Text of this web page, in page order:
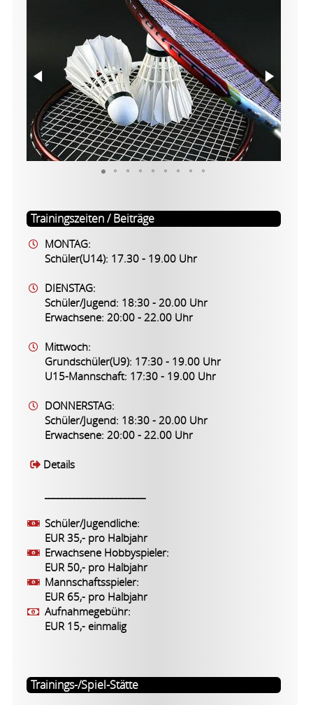
Trainingszeiten / Beiträge
MONTAG:
Schüler(U14): 17.30 - 19.00 Uhr
DIENSTAG:
Schüler/Jugend: 18:30 - 20.00 Uhr
Erwachsene: 20:00 - 22.00 Uhr
Mittwoch:
Grundschüler(U9): 17:30 - 19.00 Uhr
U15-Mannschaft: 17:30 - 19.00 Uhr
DONNERSTAG:
Schüler/Jugend: 18:30 - 20.00 Uhr
Erwachsene: 20:00 - 22.00 Uhr
Details
Schüler/Jugendliche:
EUR 35,- pro Halbjahr
Erwachsene Hobbyspieler:
EUR 50,- pro Halbjahr
Mannschaftsspieler:
EUR 65,- pro Halbjahr
Aufnahmegebühr:
EUR 15,- einmalig
Trainings-/Spiel-Stätte